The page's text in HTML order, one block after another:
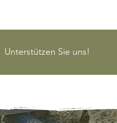
Unterstützen Sie uns!